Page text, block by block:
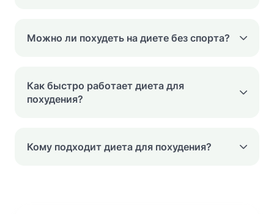
Можно ли похудеть на диете без спорта?
Как быстро работает диета для
похудения?
Кому подходит диета для похудения?